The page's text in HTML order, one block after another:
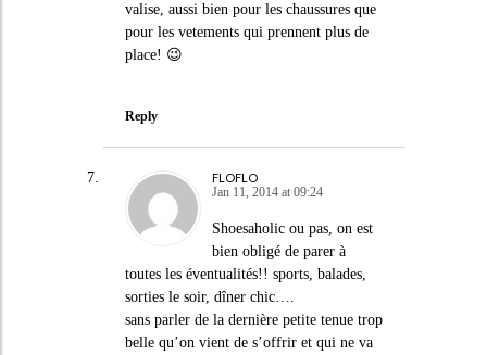
valise, aussi bien pour les chaussures que
pour les vetements qui prennent plus de
place! 😉
Reply
FLOFLO
Jan 11, 2014 at 09:24
Shoesaholic ou pas, on est
bien obligé de parer à
toutes les éventualités!! sports, balades,
sorties le soir, dîner chic….
sans parler de la dernière petite tenue trop
belle qu’on vient de s’offrir et qui ne va